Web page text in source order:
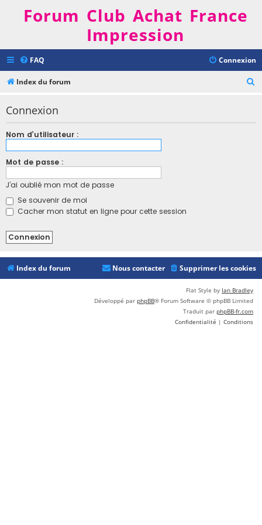
Forum Club Achat France
Impression
FAQ Connexion
Index du forum
Connexion
Nom d’utilisateur :
Mot de passe :
J’ai oublié mon mot de passe
Se souvenir de moi
Cacher mon statut en ligne pour cette session
Index du forum Supprimer les cookies
Nous contacter
Flat Style by Ian Bradley
Développé par phpBB® Forum Software © phpBB Limited
Traduit par phpBB-fr.com
Confidentialité | Conditions